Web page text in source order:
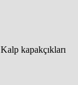
kapakçıkları